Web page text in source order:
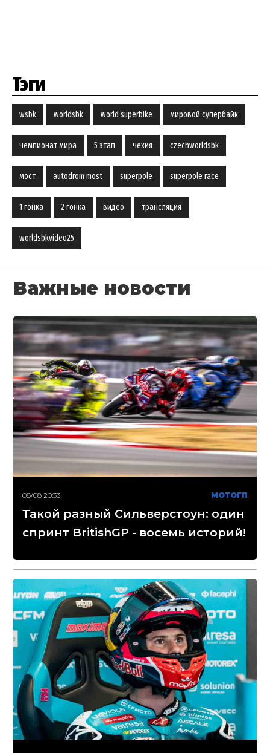
Тэги
wsbk worldsbk world superbike мировой супербайк
чемпионат мира 5 этап чехия czechworldsbk
мост autodrom most superpole superpole race
1 гонка 2 гонка видео трансляция
worldsbkvideo25
Важные новости
08/08 20:33 МОТОГП
Такой разный Сильверстоун: один
спринт BritishGP - восемь историй!